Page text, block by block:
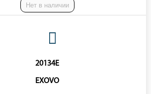
Нет в наличии
20134E
EXOVO